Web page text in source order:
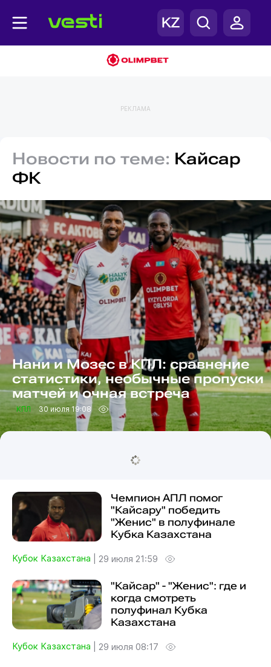
РЕКЛАМА
Новости по теме: Кайсар
ФК
Нани и Мозес в КПЛ: сравнение
статистики, необычные пропуски
матчей и очная встреча
КПЛ 30 июля 19:08
Чемпион АПЛ помог
"Кайсару" победить
"Женис" в полуфинале
Кубка Казахстана
Кубок Казахстана 29 июля 21:59
"Кайсар" - "Женис": где и
когда смотреть
полуфинал Кубка
Казахстана
Кубок Казахстана 29 июля 08:17